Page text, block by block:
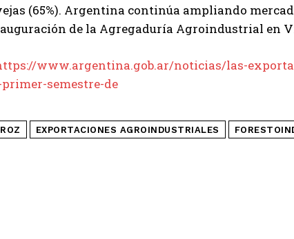
(65%). Argentina continúa ampliando
de la Agregaduría Agroindustrial en
www.argentina.gob.ar/noticias/las-
semestre-de
EXPORTACIONES AGROINDUSTRIALES